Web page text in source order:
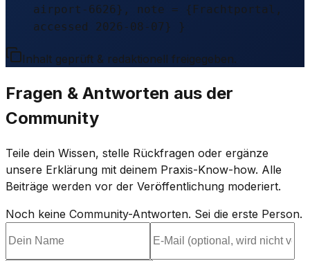
airport-6626}, note = {Frachtportal,
accessed 2026-08-07} }
Inhalt geprüft & redaktionell freigegeben.
Fragen & Antworten aus der
Community
Teile dein Wissen, stelle Rückfragen oder ergänze
unsere Erklärung mit deinem Praxis-Know-how. Alle
Beiträge werden vor der Veröffentlichung moderiert.
Noch keine Community-Antworten. Sei die erste Person.